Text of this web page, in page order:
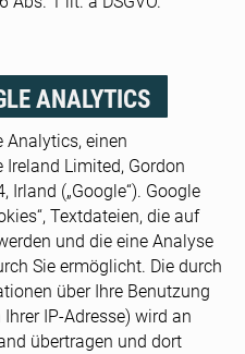
ANALYTICS
Analytics, einen
Limited, Gordon
Irland („Google“). Google
Textdateien, die auf
und die eine Analyse
Sie ermöglicht. Die durch
über Ihre Benutzung
IP-Adresse) wird an
übertragen und dort